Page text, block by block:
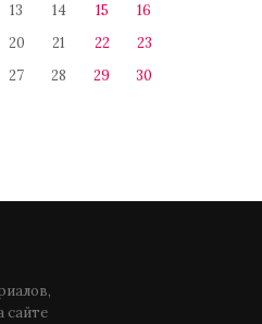
13 14 15
16
20 21 22
23
27 28 29
30
сайте